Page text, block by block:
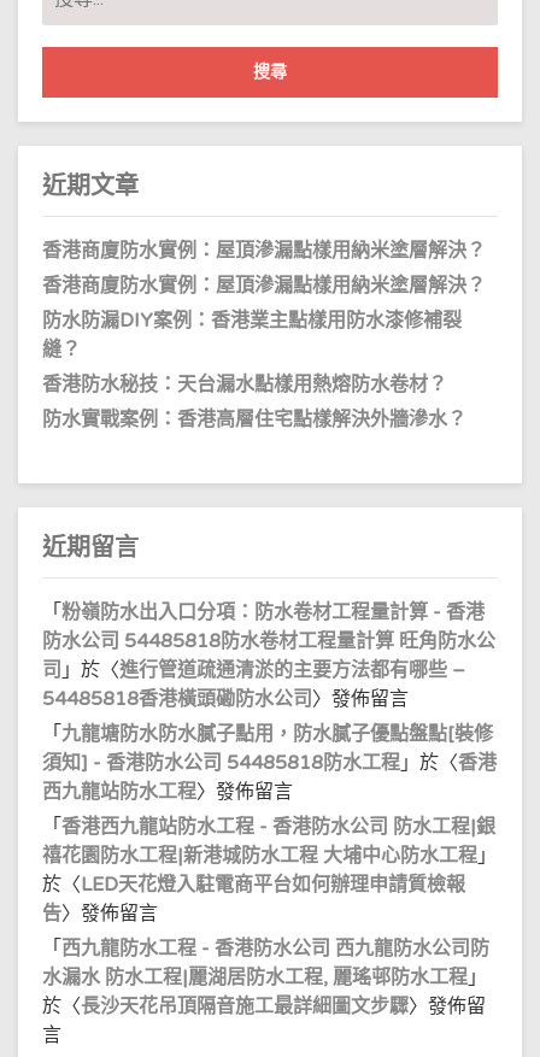
尋
關
字:
近期文章
香港商廈防水實例：屋頂滲漏點樣用納米塗層解決？
香港商廈防水實例：屋頂滲漏點樣用納米塗層解決？
防水防漏DIY案例：香港業主點樣用防水漆修補裂
縫？
香港防水秘技：天台漏水點樣用熱熔防水卷材？
防水實戰案例：香港高層住宅點樣解決外牆滲水？
近期留言
「 粉嶺防水出入口分項：防水卷材工程量計算 - 香港
防水公司 54485818防水卷材工程量計算 旺角防水公
司 」於〈進行管道疏通清淤的主要方法都有哪些 –
54485818香港橫頭磡防水公司 〉發佈留言
「 九龍塘防水防水膩子點用，防水膩子優點盤點[裝修
須知] - 香港防水公司 54485818防水工程 」於〈香港
西九龍站防水工程〉發佈留言
「 香港西九龍站防水工程 - 香港防水公司 防水工程|銀
禧花園防水工程|新港城防水工程 大埔中心防水工程 」
於〈LED天花燈入駐電商平台如何辦理申請質檢報
告〉發佈留言
「 西九龍防水工程 - 香港防水公司 西九龍防水公司防
水漏水 防水工程|麗湖居防水工程, 麗瑤邨防水工程 」
於〈長沙天花吊頂隔音施工最詳細圖文步驟〉發佈留
言